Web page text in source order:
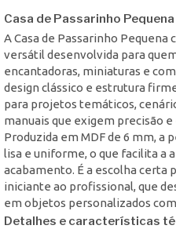
Casa de Passarinho
A Casa de Passarinho Pequena
versátil desenvolvida para
encantadoras, miniaturas e
design clássico e estrutura
para projetos temáticos,
manuais que exigem precisão
Produzida em MDF de 6 mm, a
lisa e uniforme, o que facilita a
acabamento. É a escolha certa
iniciante ao profissional, que
em objetos personalizados
Detalhes e características